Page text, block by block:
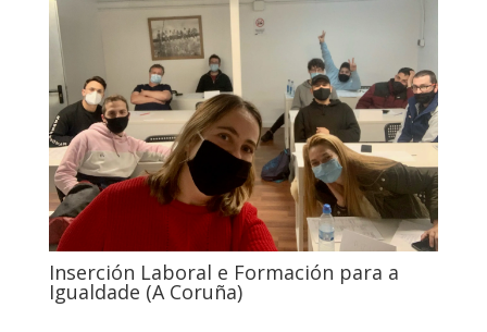
Inserción Laboral e Formación para a
Igualdade (A Coruña)